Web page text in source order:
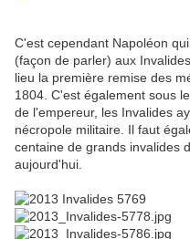
C'est cependant Napoléon
(façon de parler) aux
lieu la première remise des
1804. C'est également sous
de l'empereur, les Invalides
nécropole militaire. Il faut
centaine de grands invalides
aujourd'hui.